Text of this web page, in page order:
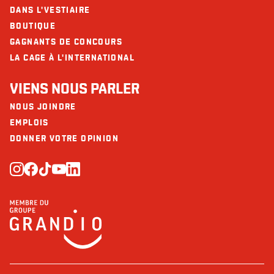
DANS L'VESTIAIRE
BOUTIQUE
GAGNANTS DE CONCOURS
LA CAGE À L'INTERNATIONAL
VIENS NOUS PARLER
NOUS JOINDRE
EMPLOIS
DONNER VOTRE OPINION